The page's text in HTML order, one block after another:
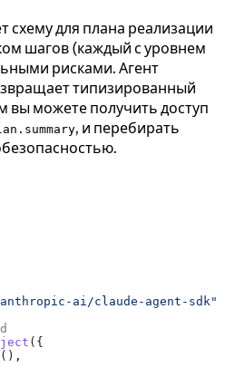
для плана реализации
шагов (каждый с уровнем
рисками. Агент
типизированный
вы можете получить доступ
, и перебирать
ai/claude-agent-sdk"
({
(),